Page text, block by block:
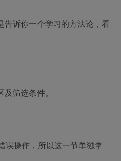
诉你一个学习的方法论，看
筛选条件。
误操作，所以这一节单独拿